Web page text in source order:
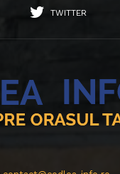
TWITTER